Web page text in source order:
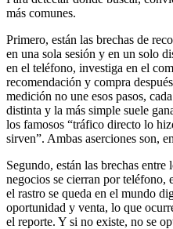
más comunes.
Primero, están las brechas de
en una sola sesión y en un solo
en el teléfono, investiga en el
recomendación y compra
medición no une esos pasos,
distinta y la más simple suele
los famosos “tráfico directo lo
sirven”. Ambas aserciones son,
Segundo, están las brechas
negocios se cierran por teléfono,
el rastro se queda en el mundo
oportunidad y venta, lo que
el reporte. Y si no existe, no se